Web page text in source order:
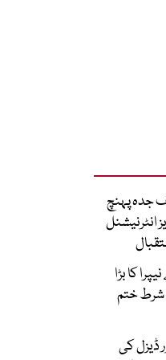
جدہ پہنچ
انٹرنیشنل
کا بڑا
شرط ختم
ڈیزل کی